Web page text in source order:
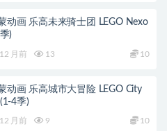
动画 乐高未来骑士团 LEGO Nexo
)
12 月前 13 10
动画 乐高城市大冒险 LEGO City
4季)
12 月前 9 10